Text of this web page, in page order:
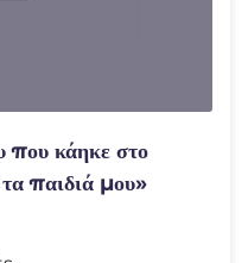
που κάηκε στο
παιδιά μου»